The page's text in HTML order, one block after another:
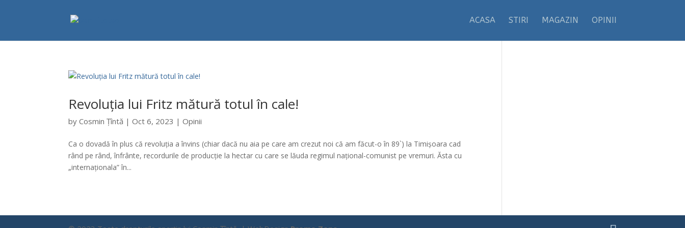
ACASA STIRI MAGAZIN OPINII
Revoluția lui Fritz mătură totul în cale!
byCosmin Țîntă |Oct 6, 2023 |Opinii
Ca o dovadă în plus că revoluția a învins (chiar dacă nu aia pe care am crezut noi că am făcut-o în 89`) la Timișoara cad
rând pe rând, înfrânte, recordurile de producție la hectar cu care se lăuda regimul național-comunist pe vremuri. Ăsta cu
„internaționala” în...